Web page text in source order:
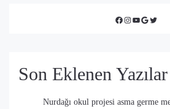
Facebook
Instagram
YouTube
Google
Twitter
Son Eklenen Yazılar
Nurdağı okul projesi asma germe